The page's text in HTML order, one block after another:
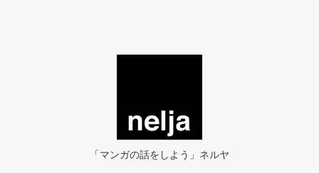
「マンガの話をしよう」ネルヤ